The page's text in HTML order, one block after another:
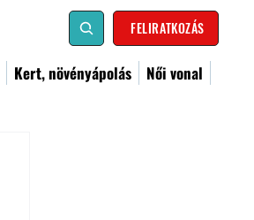
FELIRATKOZÁS
Kert, növényápolás Női vonal